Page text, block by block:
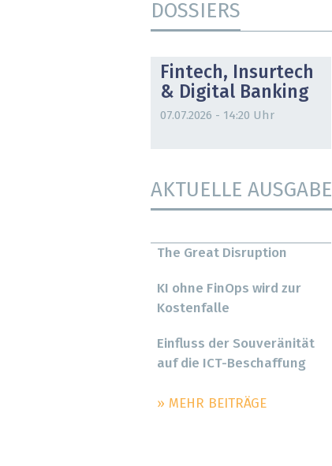
DOSSIERS
Fintech, Insurtech
& Digital Banking
07.07.2026 - 14:20 Uhr
AKTUELLE AUSGABE
The Great Disruption
KI ohne FinOps wird zur
Kostenfalle
Einfluss der Souveränität
auf die ICT-Beschaffung
» MEHR BEITRÄGE